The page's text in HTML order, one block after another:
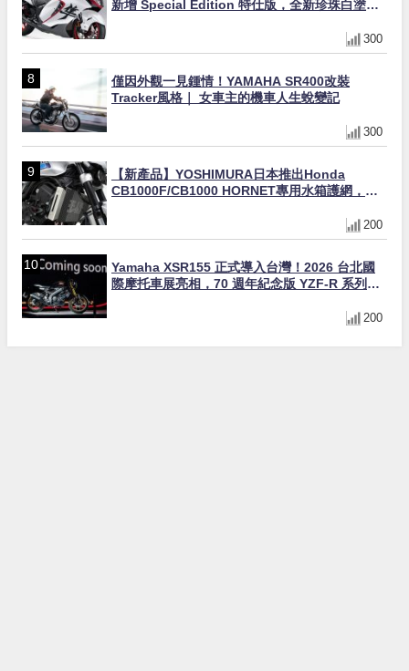
新增 Special Edition 特仕版，全新珍珠白塗裝
300
僅因外觀一見鍾情！YAMAHA SR400改裝
Tracker風格｜ 女車主的機車人生蛻變記
300
【新產品】YOSHIMURA日本推出Honda
CB1000F/CB1000 HORNET專用水箱護網，六
200
Yamaha XSR155 正式導入台灣！2026 台北國
際摩托車展亮相，70 週年紀念版 YZF-R 系列限
200